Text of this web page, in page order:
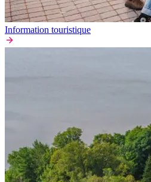
Information touristique